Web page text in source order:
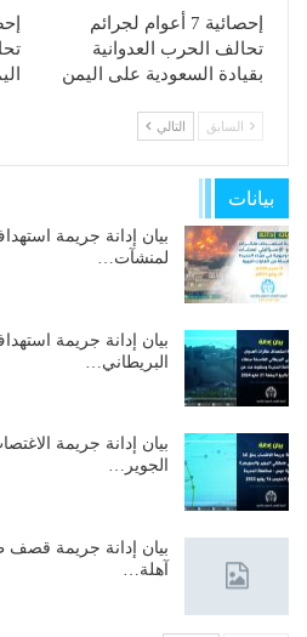
إحصائية 7 أعوام لجرائم
تحالف الحرب العدوانية
بقيادة السعودية على اليمن
السابق التالي
بيانات
بيان إدانة جريمة
لمنشآت…
بيان إدانة جريمة
البريطاني…
الجوير…
بيان إدانة جريمة قصف
آهلة…